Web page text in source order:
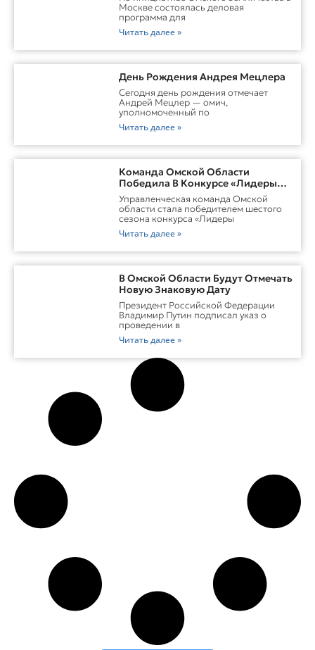
Москве состоялась деловая
программа для
Читать далее »
День Рождения Андрея Мецлера
Сегодня день рождения отмечает
Андрей Мецлер — омич,
уполномоченный по
Читать далее »
Команда Омской Области
Победила В Конкурсе «Лидеры
России. Команда»
Управленческая команда Омской
области стала победителем шестого
сезона конкурса «Лидеры
Читать далее »
В Омской Области Будут Отмечать
Новую Знаковую Дату
Президент Российской Федерации
Владимир Путин подписал указ о
проведении в
Читать далее »